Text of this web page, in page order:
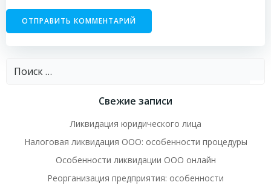
Найти:
Свежие записи
Ликвидация юридического лица
Налоговая ликвидация ООО: особенности процедуры
Особенности ликвидации ООО онлайн
Реорганизация предприятия: особенности